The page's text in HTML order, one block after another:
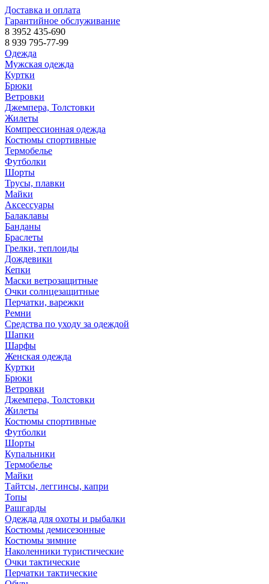
Доставка и оплата
Гарантийное обслуживание
8 3952 435-690
8 939 795-77-99
Одежда
Мужская одежда
Куртки
Брюки
Ветровки
Джемпера, Толстовки
Жилеты
Компрессионная одежда
Костюмы спортивные
Термобелье
Футболки
Шорты
Трусы, плавки
Майки
Аксессуары
Балаклавы
Банданы
Браслеты
Грелки, теплоиды
Дождевики
Кепки
Маски ветрозащитные
Очки солнцезащитные
Перчатки, варежки
Ремни
Средства по уходу за одеждой
Шапки
Шарфы
Женская одежда
Куртки
Брюки
Ветровки
Джемпера, Толстовки
Жилеты
Костюмы спортивные
Футболки
Шорты
Купальники
Термобелье
Майки
Тайтсы, леггинсы, капри
Топы
Рашгарды
Одежда для охоты и рыбалки
Костюмы демисезонные
Костюмы зимние
Наколенники туристические
Очки тактические
Перчатки тактические